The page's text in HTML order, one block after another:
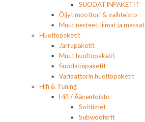
SUODATINPAKETIT
Öljyt moottori & vaihteisto
Muut nesteet, liimat ja massat
Huoltopaketit
Jarrupaketit
Muut huoltopaketit
Suodatinpaketit
Variaattorin huoltopaketit
Hifi & Tuning
Hifi / Äänentoisto
Soittimet
Subwooferit